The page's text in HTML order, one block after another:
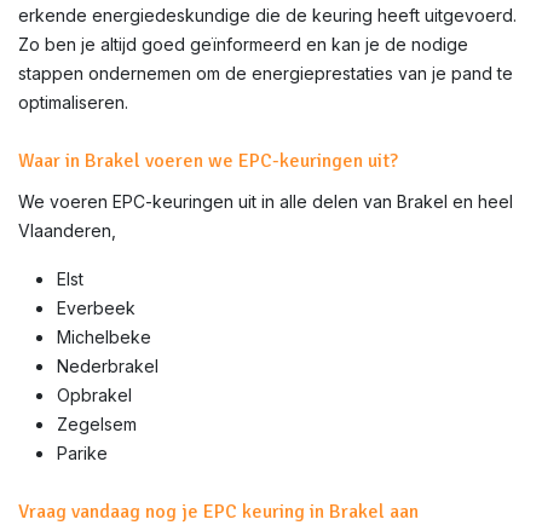
erkende energiedeskundige die de keuring heeft uitgevoerd.
Zo ben je altijd goed geïnformeerd en kan je de nodige
stappen ondernemen om de energieprestaties van je pand te
optimaliseren.
Waar in Brakel voeren we EPC-keuringen uit?
We voeren EPC-keuringen uit in alle delen van Brakel en heel
Vlaanderen,
Elst
Everbeek
Michelbeke
Nederbrakel
Opbrakel
Zegelsem
Parike
Vraag vandaag nog je EPC keuring in Brakel aan